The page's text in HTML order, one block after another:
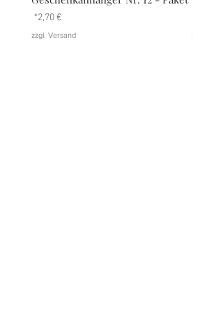
Preis
2,70 €
zzgl. Versand